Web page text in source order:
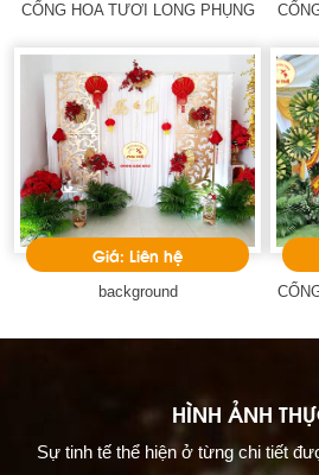
CỔNG HOA TƯƠI LONG PHỤNG
Giá: Liên hệ
background
HÌNH ẢNH
Sự tinh tế thể hiện ở từng chi tiết